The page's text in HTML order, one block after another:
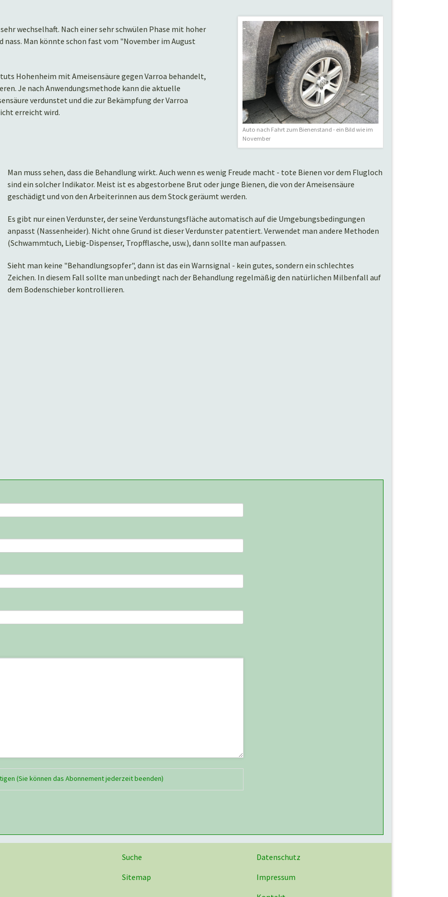
Auto nach Fahrt zum Bienenstand - ein Bild wie im
November
wechselhaft. Nach einer sehr schwülen Phase mit hoher
Man könnte schon fast vom "November im August
Hohenheim mit Ameisensäure gegen Varroa behandelt,
Je nach Anwendungsmethode kann die aktuelle
verdunstet und die zur Bekämpfung der Varroa
erreicht wird.
Man muss sehen, dass die Behandlung wirkt. Auch wenn es wenig Freude macht - tote Bienen vor dem Flugloch
sind ein solcher Indikator. Meist ist es abgestorbene Brut oder junge Bienen, die von der Ameisensäure
geschädigt und von den Arbeiterinnen aus dem Stock geräumt werden.
Es gibt nur einen Verdunster, der seine Verdunstungsfläche automatisch auf die Umgebungsbedingungen
anpasst (Nassenheider). Nicht ohne Grund ist dieser Verdunster patentiert. Verwendet man andere Methoden
(Schwammtuch, Liebig-Dispenser, Tropfflasche, usw.), dann sollte man aufpassen.
Sieht man keine "Behandlungsopfer", dann ist das ein Warnsignal - kein gutes, sondern ein schlechtes
Zeichen. In diesem Fall sollte man unbedingt nach der Behandlung regelmäßig den natürlichen Milbenfall auf
dem Bodenschieber kontrollieren.
(Sie können das Abonnement jederzeit beenden)
Suche
Sitemap
Datenschutz
Impressum